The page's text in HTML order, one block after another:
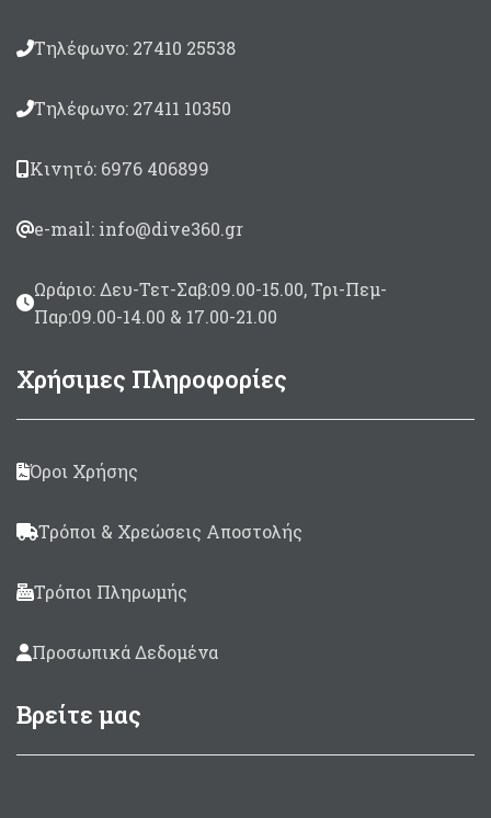
Τηλέφωνο: 27410 25538
Τηλέφωνο: 27411 10350
Κινητό: 6976 406899
e-mail: info@dive360.gr
Ωράριο: Δευ-Τετ-Σαβ:09.00-15.00, Τρι-Πεμ-
Παρ:09.00-14.00 & 17.00-21.00
Χρήσιμες Πληροφορίες
Όροι Χρήσης
Τρόποι & Χρεώσεις Αποστολής
Τρόποι Πληρωμής
Προσωπικά Δεδομένα
Βρείτε μας